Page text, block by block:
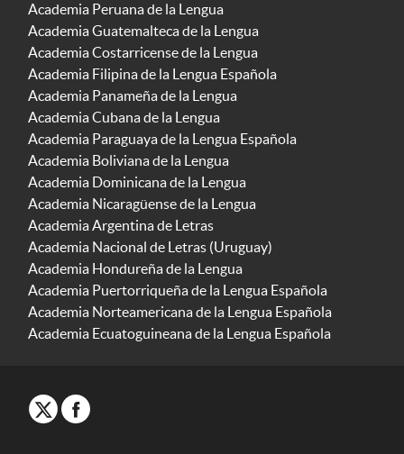
Academia Peruana de la Lengua
Academia Guatemalteca de la Lengua
Academia Costarricense de la Lengua
Academia Filipina de la Lengua Española
Academia Panameña de la Lengua
Academia Cubana de la Lengua
Academia Paraguaya de la Lengua Española
Academia Boliviana de la Lengua
Academia Dominicana de la Lengua
Academia Nicaragüense de la Lengua
Academia Argentina de Letras
Academia Nacional de Letras (Uruguay)
Academia Hondureña de la Lengua
Academia Puertorriqueña de la Lengua Española
Academia Norteamericana de la Lengua Española
Academia Ecuatoguineana de la Lengua Española